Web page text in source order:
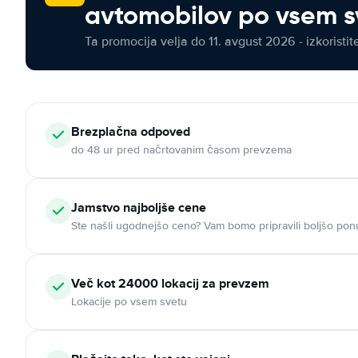
avtomobilov po vsem
Ta promocija velja do 11. avgust 2026 -
Brezplačna odpoved
do 48 ur pred načrtovanim časom prevzema
Jamstvo najboljše cene
Ste našli ugodnejšo ceno? Vam bomo pripravili boljšo
Več kot 24000 lokacij za prevzem
Lokacije po vsem svetu